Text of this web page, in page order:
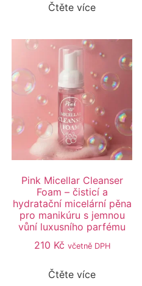
Čtěte více
Pink Micellar Cleanser
Foam – čisticí a
hydratační micelární pěna
pro manikúru s jemnou
vůní luxusního parfému
210 Kč včetně DPH
Čtěte více